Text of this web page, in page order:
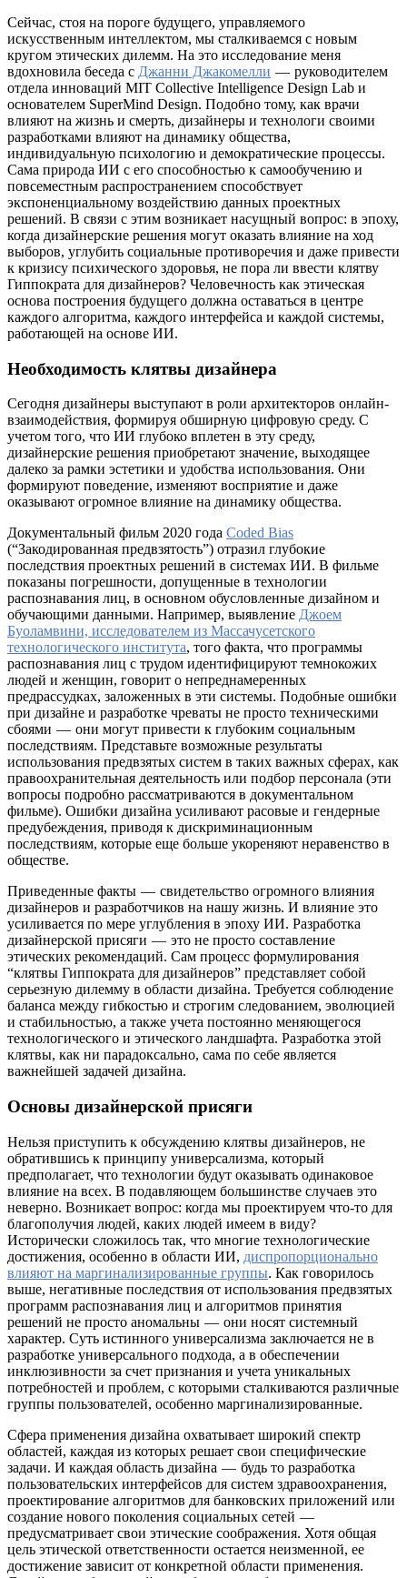
Сейчас, стоя на пороге будущего, управляемого
искусственным интеллектом, мы сталкиваемся с новым
кругом этических дилемм. На это исследование меня
вдохновила беседа с Джанни Джакомелли — руководителем
отдела инноваций MIT Collective Intelligence Design Lab и
основателем SuperMind Design. Подобно тому, как врачи
влияют на жизнь и смерть, дизайнеры и технологи своими
разработками влияют на динамику общества,
индивидуальную психологию и демократические процессы.
Сама природа ИИ с его способностью к самообучению и
повсеместным распространением способствует
экспоненциальному воздействию данных проектных
решений. В связи с этим возникает насущный вопрос: в эпоху,
когда дизайнерские решения могут оказать влияние на ход
выборов, углубить социальные противоречия и даже привести
к кризису психического здоровья, не пора ли ввести клятву
Гиппократа для дизайнеров? Человечность как этическая
основа построения будущего должна оставаться в центре
каждого алгоритма, каждого интерфейса и каждой системы,
работающей на основе ИИ.
Необходимость клятвы дизайнера
Сегодня дизайнеры выступают в роли архитекторов онлайн-
взаимодействия, формируя обширную цифровую среду. С
учетом того, что ИИ глубоко вплетен в эту среду,
дизайнерские решения приобретают значение, выходящее
далеко за рамки эстетики и удобства использования. Они
формируют поведение, изменяют восприятие и даже
оказывают огромное влияние на динамику общества.
Документальный фильм 2020 года Coded Bias
(“Закодированная предвзятость”) отразил глубокие
последствия проектных решений в системах ИИ. В фильме
показаны погрешности, допущенные в технологии
распознавания лиц, в основном обусловленные дизайном и
обучающими данными. Например, выявление Джоем
Буоламвини, исследователем из Массачусетского
технологического института, того факта, что программы
распознавания лиц с трудом идентифицируют темнокожих
людей и женщин, говорит о непреднамеренных
предрассудках, заложенных в эти системы. Подобные ошибки
при дизайне и разработке чреваты не просто техническими
сбоями — они могут привести к глубоким социальным
последствиям. Представьте возможные результаты
использования предвзятых систем в таких важных сферах, как
правоохранительная деятельность или подбор персонала (эти
вопросы подробно рассматриваются в документальном
фильме). Ошибки дизайна усиливают расовые и гендерные
предубеждения, приводя к дискриминационным
последствиям, которые еще больше укореняют неравенство в
обществе.
Приведенные факты — свидетельство огромного влияния
дизайнеров и разработчиков на нашу жизнь. И влияние это
усиливается по мере углубления в эпоху ИИ. Разработка
дизайнерской присяги — это не просто составление
этических рекомендаций. Сам процесс формулирования
“клятвы Гиппократа для дизайнеров” представляет собой
серьезную дилемму в области дизайна. Требуется соблюдение
баланса между гибкостью и строгим следованием, эволюцией
и стабильностью, а также учета постоянно меняющегося
технологического и этического ландшафта. Разработка этой
клятвы, как ни парадоксально, сама по себе является
важнейшей задачей дизайна.
Основы дизайнерской присяги
Нельзя приступить к обсуждению клятвы дизайнеров, не
обратившись к принципу универсализма, который
предполагает, что технологии будут оказывать одинаковое
влияние на всех. В подавляющем большинстве случаев это
неверно. Возникает вопрос: когда мы проектируем что-то для
благополучия людей, каких людей имеем в виду?
Исторически сложилось так, что многие технологические
достижения, особенно в области ИИ, диспропорционально
влияют на маргинализированные группы. Как говорилось
выше, негативные последствия от использования предвзятых
программ распознавания лиц и алгоритмов принятия
решений не просто аномальны — они носят системный
характер. Суть истинного универсализма заключается не в
разработке универсального подхода, а в обеспечении
инклюзивности за счет признания и учета уникальных
потребностей и проблем, с которыми сталкиваются различные
группы пользователей, особенно маргинализированные.
Сфера применения дизайна охватывает широкий спектр
областей, каждая из которых решает свои специфические
задачи. И каждая область дизайна — будь то разработка
пользовательских интерфейсов для систем здравоохранения,
проектирование алгоритмов для банковских приложений или
создание нового поколения социальных сетей —
предусматривает свои этические соображения. Хотя общая
цель этической ответственности остается неизменной, ее
достижение зависит от конкретной области применения.